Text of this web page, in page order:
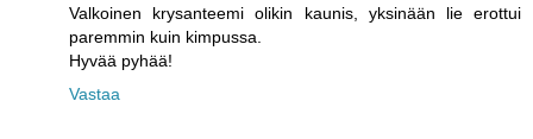
Valkoinen krysanteemi olikin kaunis, yksinään lie erottui
paremmin kuin kimpussa.
Hyvää pyhää!
Vastaa